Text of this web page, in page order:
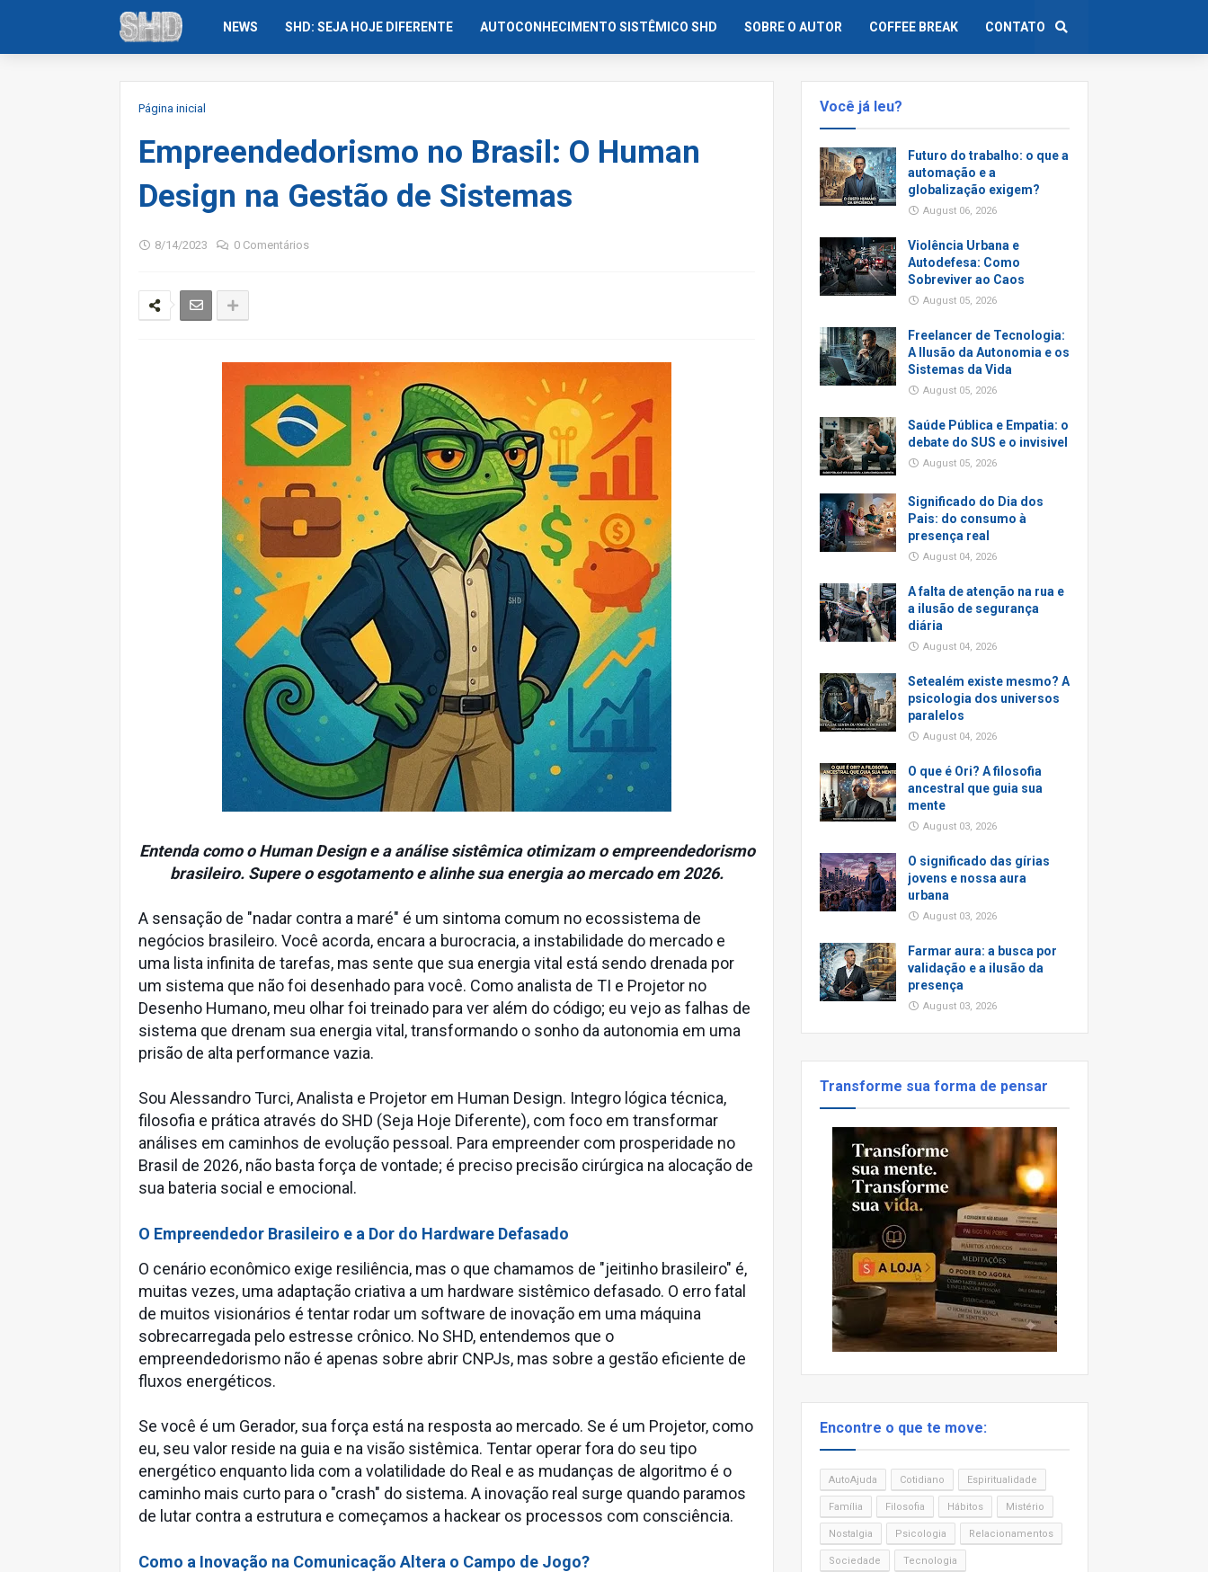
NEWS SHD: SEJA HOJE DIFERENTE AUTOCONHECIMENTO SISTÊMICO SHD SOBRE O AUTOR COFFEE BREAK CONTATO
Página inicial
Empreendedorismo no Brasil: O Human
Design na Gestão de Sistemas
8/14/2023 0 Comentários
Entenda como o Human Design e a análise sistêmica otimizam o empreendedorismo
brasileiro. Supere o esgotamento e alinhe sua energia ao mercado em 2026.
A sensação de "nadar contra a maré" é um sintoma comum no ecossistema de
negócios brasileiro. Você acorda, encara a burocracia, a instabilidade do mercado e
uma lista infinita de tarefas, mas sente que sua energia vital está sendo drenada por
um sistema que não foi desenhado para você. Como analista de TI e Projetor no
Desenho Humano, meu olhar foi treinado para ver além do código; eu vejo as falhas de
sistema que drenam sua energia vital, transformando o sonho da autonomia em uma
prisão de alta performance vazia.
Sou Alessandro Turci, Analista e Projetor em Human Design. Integro lógica técnica,
filosofia e prática através do SHD (Seja Hoje Diferente), com foco em transformar
análises em caminhos de evolução pessoal. Para empreender com prosperidade no
Brasil de 2026, não basta força de vontade; é preciso precisão cirúrgica na alocação de
sua bateria social e emocional.
O Empreendedor Brasileiro e a Dor do Hardware Defasado
O cenário econômico exige resiliência, mas o que chamamos de "jeitinho brasileiro" é,
muitas vezes, uma adaptação criativa a um hardware sistêmico defasado. O erro fatal
de muitos visionários é tentar rodar um software de inovação em uma máquina
sobrecarregada pelo estresse crônico. No SHD, entendemos que o
empreendedorismo não é apenas sobre abrir CNPJs, mas sobre a gestão eficiente de
fluxos energéticos.
Se você é um Gerador, sua força está na resposta ao mercado. Se é um Projetor, como
eu, seu valor reside na guia e na visão sistêmica. Tentar operar fora do seu tipo
energético enquanto lida com a volatilidade do Real e as mudanças de algoritmo é o
caminho mais curto para o "crash" do sistema. A inovação real surge quando paramos
de lutar contra a estrutura e começamos a hackear os processos com consciência.
Como a Inovação na Comunicação Altera o Campo de Jogo?
Você já leu?
Futuro do trabalho: o que a
automação e a
globalização exigem?
August 06, 2026
Violência Urbana e
Autodefesa: Como
Sobreviver ao Caos
August 05, 2026
Freelancer de Tecnologia:
A Ilusão da Autonomia e os
Sistemas da Vida
August 05, 2026
Saúde Pública e Empatia: o
debate do SUS e o invisivel
August 05, 2026
Significado do Dia dos
Pais: do consumo à
presença real
August 04, 2026
A falta de atenção na rua e
a ilusão de segurança
diária
August 04, 2026
Setealém existe mesmo? A
psicologia dos universos
paralelos
August 04, 2026
O que é Ori? A filosofia
ancestral que guia sua
mente
August 03, 2026
O significado das gírias
jovens e nossa aura
urbana
August 03, 2026
Farmar aura: a busca por
validação e a ilusão da
presença
August 03, 2026
Transforme sua forma de pensar
Encontre o que te move:
AutoAjuda Cotidiano Espiritualidade
Família Filosofia Hábitos Mistério
Nostalgia Psicologia Relacionamentos
Sociedade Tecnologia